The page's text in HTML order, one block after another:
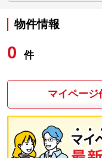
物件情報
0 件
マイページ